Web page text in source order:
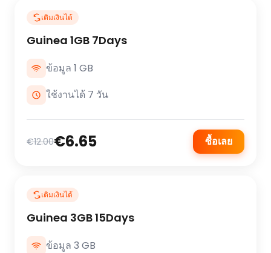
เติมเงินได้
Guinea 1GB 7Days
ข้อมูล 1 GB
ใช้งานได้ 7 วัน
€12.00€6.65 ซื้อเลย
เติมเงินได้
Guinea 3GB 15Days
ข้อมูล 3 GB